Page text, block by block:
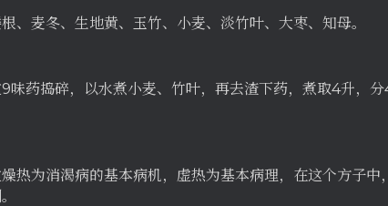
、麦冬、生地黄、玉竹、小麦、淡竹叶、大枣、知母。
味药捣碎，以水煮小麦、竹叶，再去渣下药，煮取4升，
热为消渴病的基本病机，虚热为基本病理，在这个方子中